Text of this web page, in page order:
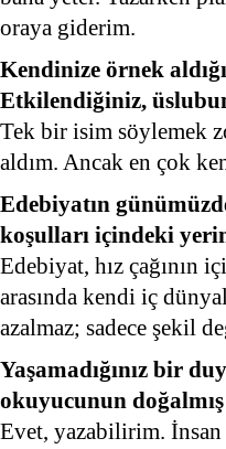
oraya giderim.
Kendinize örnek
Etkilendiğiniz,
Tek bir isim söylemek
aldım. Ancak en çok
Edebiyatın
koşulları içindeki
Edebiyat, hız çağının
arasında kendi iç
azalmaz; sadece şekil
Yaşamadığınız bir
okuyucunun doğalmış
Evet, yazabilirim. İnsan